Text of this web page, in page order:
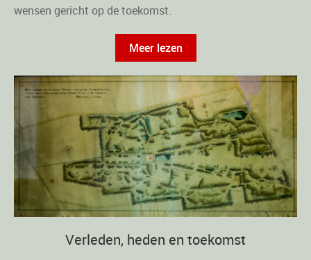
wensen gericht op de toekomst.
Meer lezen
Verleden, heden en toekomst